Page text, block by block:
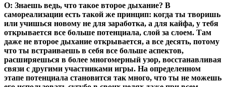
О: Знаешь ведь, что такое второе дыхание? В
самореализации есть такой же принцип: когда ты творишь
или учишься новому не для заработка, а для кайфа, у тебя
открывается все больше потенциала, слой за слоем. Там
даже не второе дыхание открывается, а все десять, потому
что ты встраиваешь в себя все больше аспектов,
расширяешься в более многомерный узор, восстанавливая
связи с другими участниками игры. На определенном
этапе потенциала становится так много, что ты не можешь